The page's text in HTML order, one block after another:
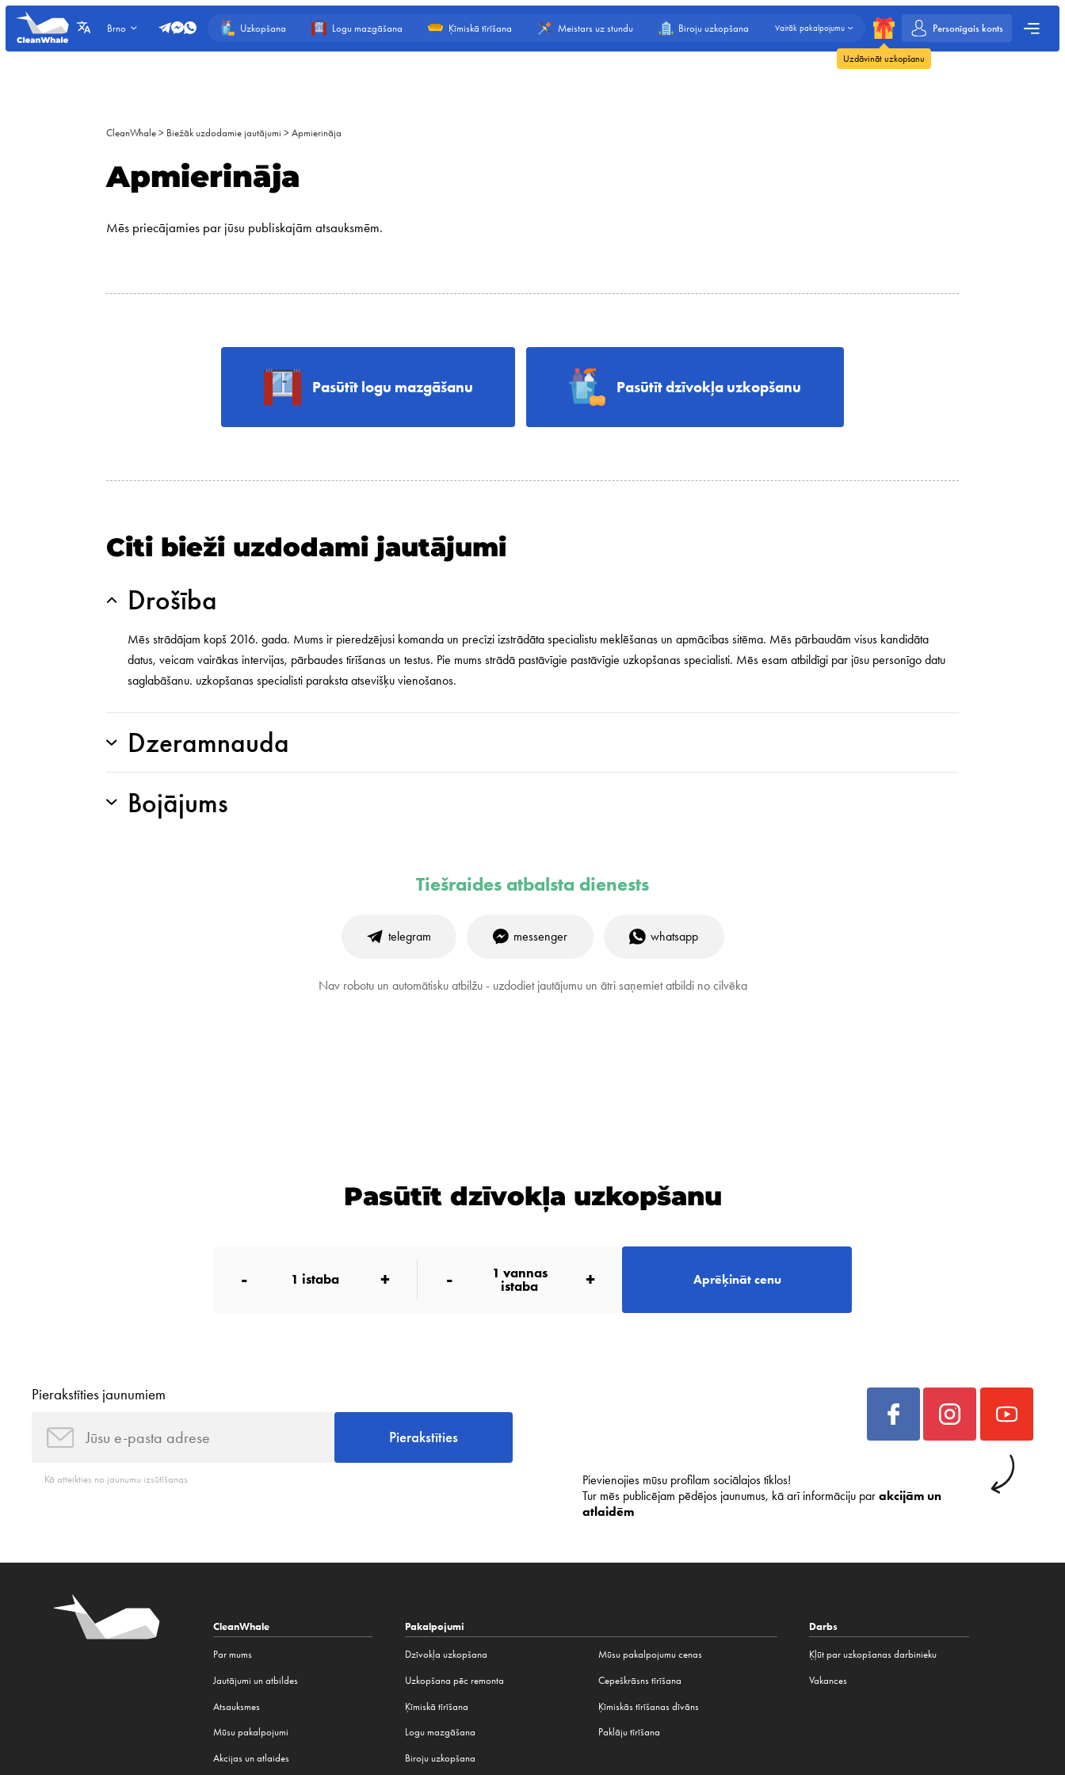
Brno Uzkopšana Logu mazgāšana Ķīmiskā tīrīšana Meistars uz stundu Biroju uzkopšana Vairāk pakalpojumu
Uzdāvināt uzkopšanu
Personīgais konts
CleanWhale > Biežāk uzdodamie jautājumi >Apmierināja
Apmierināja
Mēs priecājamies par jūsu publiskajām atsauksmēm.
Pasūtīt logu mazgāšanu Pasūtīt dzīvokļa uzkopšanu
Citi bieži uzdodami jautājumi
Drošība
Mēs strādājam kopš 2016. gada. Mums ir pieredzējusi komanda un precīzi izstrādāta specialistu meklēšanas un apmācības sitēma. Mēs pārbaudām visus kandidāta
datus, veicam vairākas intervijas, pārbaudes tīrīšanas un testus. Pie mums strādā pastāvīgie pastāvīgie uzkopšanas specialisti. Mēs esam atbildīgi par jūsu personīgo datu
saglabāšanu. uzkopšanas specialisti paraksta atsevišķu vienošanos.
Dzeramnauda
Bojājums
Tiešraides atbalsta dienests
telegram messenger whatsapp
Nav robotu un automātisku atbilžu - uzdodiet jautājumu un ātri saņemiet atbildi no cilvēka
Pasūtīt dzīvokļa uzkopšanu
- 1 istaba + - 1 vannas
istaba + Aprēķināt cenu
Pierakstīties jaunumiem
Pierakstīties
Kā atteikties no jaunumu izsūtīšanas
Pievienojies mūsu profilam sociālajos tīklos!
Tur mēs publicējam pēdējos jaunumus, kā arī informāciju parakcijām un
atlaidēm
CleanWhale
Par mums
Jautājumi un atbildes
Atsauksmes
Mūsu pakalpojumi
Akcijas un atlaides
Pakalpojumi
Dzīvokļa uzkopšana
Uzkopšana pēc remonta
Ķīmiskā tīrīšana
Logu mazgāšana
Biroju uzkopšana
Mūsu pakalpojumu cenas
Cepeškrāsns tīrīšana
Ķīmiskās tīrīšanas dīvāns
Paklāju tīrīšana
Darbs
Ķļūt par uzkopšanas darbinieku
Vakances